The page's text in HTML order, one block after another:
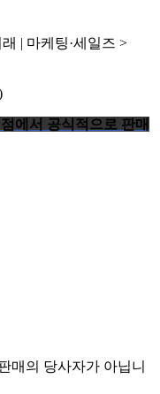
| 마케팅·세일즈 >
에서 공식적으로 판매
매의 당사자가 아닙니